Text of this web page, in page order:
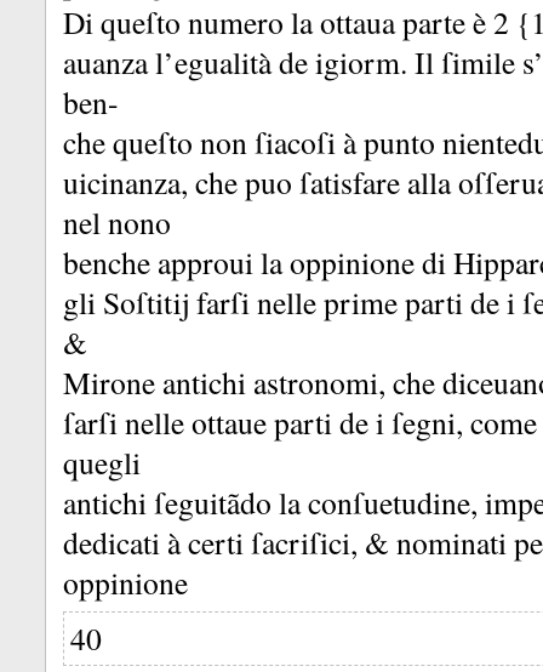
Di queſto numero la ottaua parte è 2
auanza l’egualità de igiorm. Il ſimile
ben-
che queſto non ſiacoſi à punto
uicinanza, che puo ſatisfare alla
nel nono
benche approui la oppinione di
gli Soſtitĳ farſi nelle prime parti de i
&
Mirone antichi astronomi, che
ſarſi nelle ottaue parti de i ſegni,
quegli
antichi ſeguitãdo la conſuetudine,
dedicati à certi ſacriſici, & nominati
oppinione
40